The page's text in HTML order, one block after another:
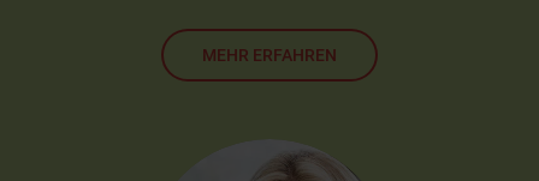
MEHR ERFAHREN